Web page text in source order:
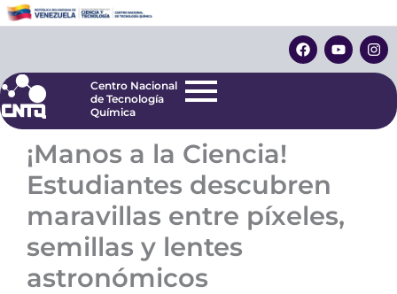
al
F
a
c
o
Y
o
u
e
I
n
s
r
Centro Nacional
de Tecnología
Centro Nacional
de Tecnología
Química
¡Manos a la Ciencia!
Estudiantes descubren
maravillas entre píxeles,
semillas y lentes
astronómicos